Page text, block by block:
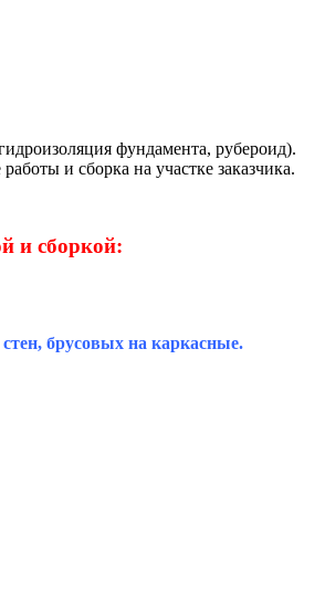
фундамента, рубероид).
и сборка на участке заказчика.
и сборкой:
брусовых на каркасные.